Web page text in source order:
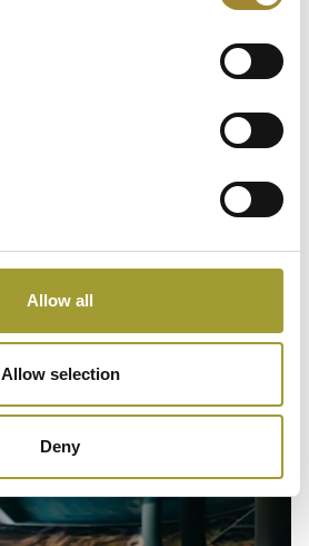
Allow all
Allow selection
Deny